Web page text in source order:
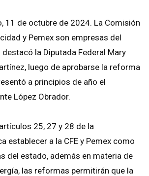
11 de octubre de 2024. La Comisión
y Pemex son empresas del
la Diputada Federal Mary
luego de aprobarse la reforma
a principios de año el
López Obrador.
25, 27 y 28 de la
establecer a la CFE y Pemex como
del estado, además en materia de
las reformas permitirán que la